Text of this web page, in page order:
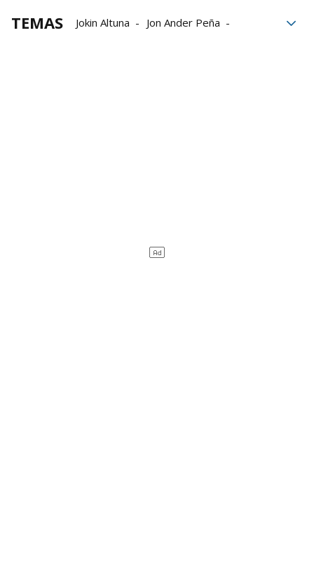
TEMAS Jokin Altuna
Jon Ander Peña